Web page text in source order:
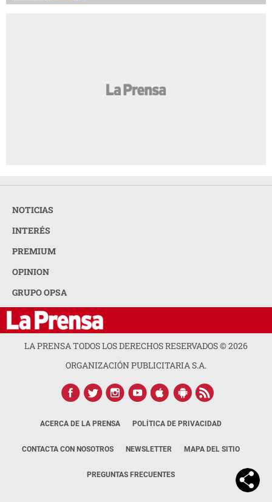
NOTICIAS
INTERÉS
PREMIUM
OPINION
GRUPO OPSA
LA PRENSA TODOS LOS DERECHOS RESERVADOS ©2026
ORGANIZACIÓN PUBLICITARIA S.A.
ACERCA DE LA PRENSA POLÍTICA DE PRIVACIDAD
CONTACTA CON NOSOTROS NEWSLETTER MAPA DEL SITIO
PREGUNTAS FRECUENTES